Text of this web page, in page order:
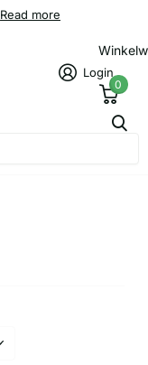
Read more
Login
0